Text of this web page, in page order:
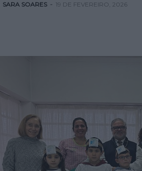
SARA SOARES - 19 DE FEVEREIRO, 2026